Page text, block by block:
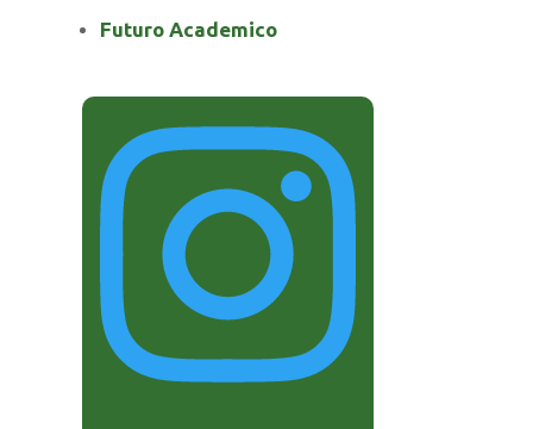
Futuro Academico